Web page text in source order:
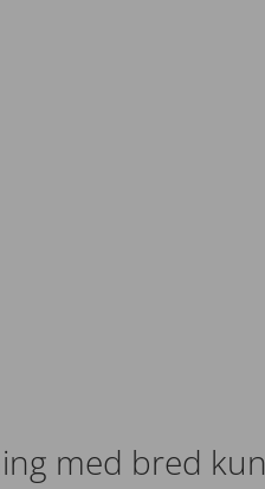
med bred